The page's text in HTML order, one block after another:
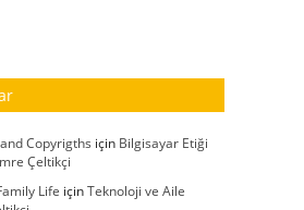
Copyrigths için Bilgisayar Etiği
Çeltikçi
Life içinTeknoloji ve Aile